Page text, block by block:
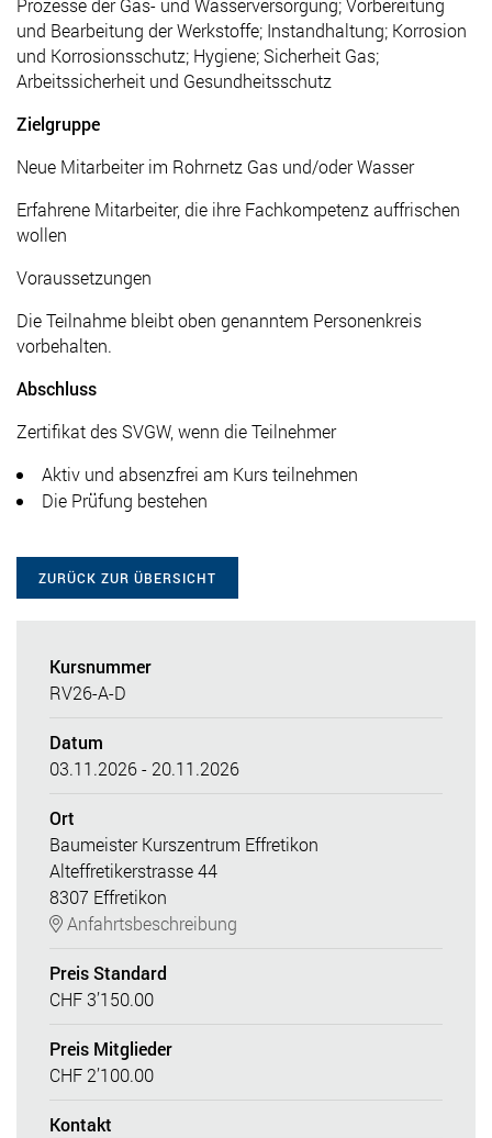
Prozesse der Gas- und Wasserversorgung; Vorbereitung
und Bearbeitung der Werkstoffe; Instandhaltung; Korrosion
und Korrosionsschutz; Hygiene; Sicherheit Gas;
Arbeitssicherheit und Gesundheitsschutz
Zielgruppe
Neue Mitarbeiter im Rohrnetz Gas und/oder Wasser
Erfahrene Mitarbeiter, die ihre Fachkompetenz auffrischen
wollen
Voraussetzungen
Die Teilnahme bleibt oben genanntem Personenkreis
vorbehalten.
Abschluss
Zertifikat des SVGW, wenn die Teilnehmer
Aktiv und absenzfrei am Kurs teilnehmen
Die Prüfung bestehen
ZURÜCK ZUR ÜBERSICHT
Kursnummer
RV26-A-D
Datum
03.11.2026 - 20.11.2026
Ort
Baumeister Kurszentrum Effretikon
Alteffretikerstrasse 44
8307 Effretikon
Anfahrtsbeschreibung
Preis Standard
CHF 3’150.00
Preis Mitglieder
CHF 2’100.00
Kontakt